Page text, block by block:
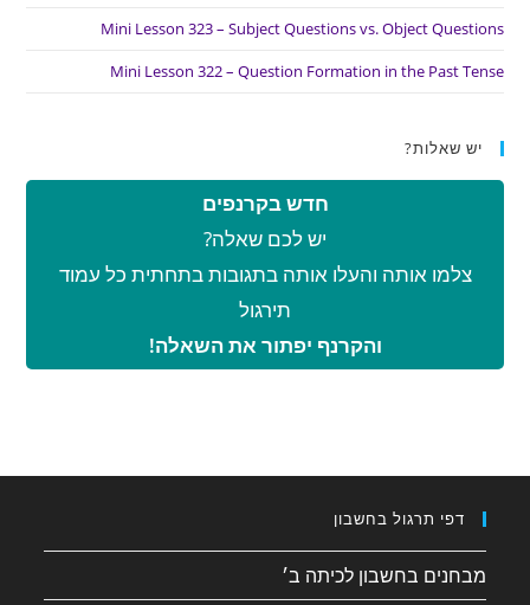
Mini Lesson 323 – Subject Questions vs. Object Questions
Mini Lesson 322 – Question Formation in the Past Tense
יש שאלות?
חדש בקרנפים
יש לכם שאלה?
צלמו אותה והעלו אותה בתגובות בתחתית כל עמוד
תירגול
והקרנף יפתור את השאלה!
דפי תרגול בחשבון
מבחנים בחשבון לכיתה ב׳